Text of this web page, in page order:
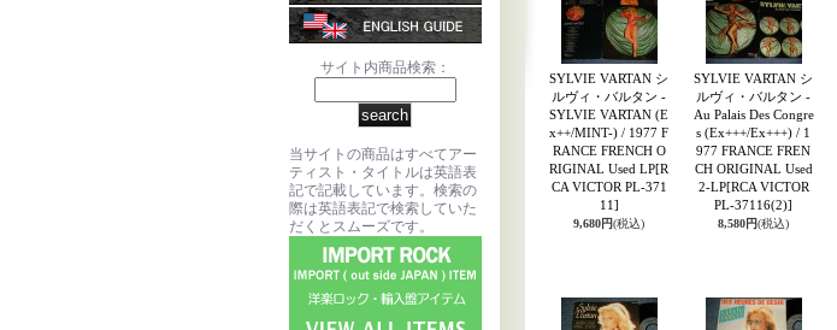
サイト内商品検索：
当サイトの商品はすべてアー
ティスト・タイトルは英語表
記で記載しています。検索の
際は英語表記で検索していた
だくとスムーズです。
SYLVIE VARTAN シ
ルヴィ・バルタン -
SYLVIE VARTAN (E
x++/MINT-) / 1977 F
RANCE FRENCH O
RIGINAL Used LP[R
CA VICTOR PL-371
11]
9,680円(税込)
SYLVIE VARTAN シ
ルヴィ・バルタン -
Au Palais Des Congre
s (Ex+++/Ex+++) / 1
977 FRANCE FREN
CH ORIGINAL Used
2-LP[RCA VICTOR
PL-37116(2)]
8,580円(税込)